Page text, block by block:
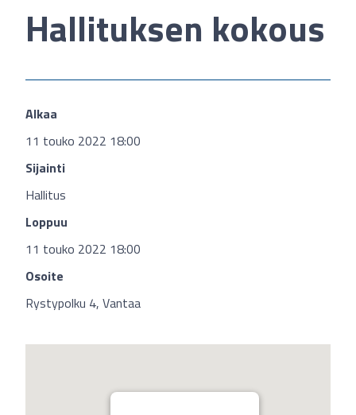
Hallituksen kokous
Alkaa
11 touko 2022 18:00
Sijainti
Hallitus
Loppuu
11 touko 2022 18:00
Osoite
Rystypolku 4, Vantaa